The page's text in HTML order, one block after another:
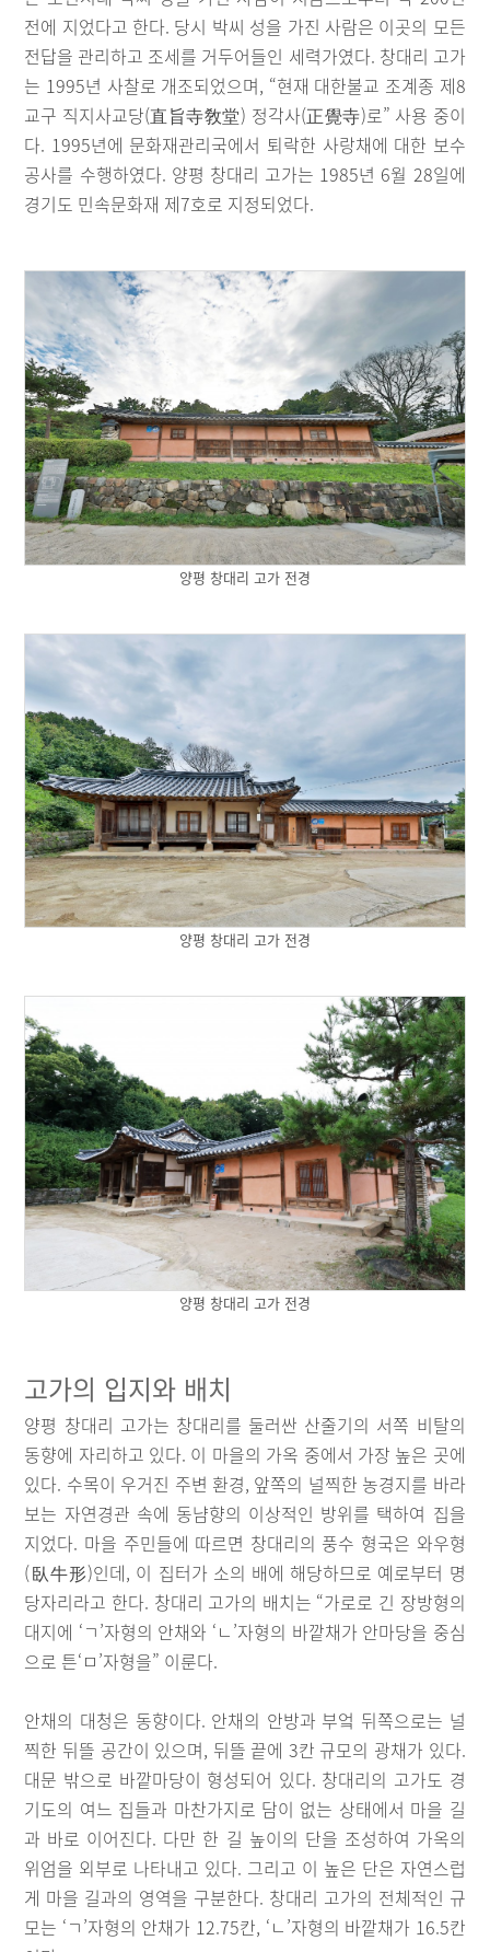
전에 지었다고 한다. 당시 박씨 성을 가진 사람은 이곳의 모든
전답을 관리하고 조세를 거두어들인 세력가였다. 창대리 고가
는 1995년 사찰로 개조되었으며, “현재 대한불교 조계종 제8
교구 직지사교당(直旨寺敎堂) 정각사(正覺寺)로” 사용 중이
다. 1995년에 문화재관리국에서 퇴락한 사랑채에 대한 보수
공사를 수행하였다. 양평 창대리 고가는 1985년 6월 28일에
경기도 민속문화재 제7호로 지정되었다.
양평 창대리 고가 전경
양평 창대리 고가 전경
양평 창대리 고가 전경
고가의 입지와 배치
양평 창대리 고가는 창대리를 둘러싼 산줄기의 서쪽 비탈의
동향에 자리하고 있다. 이 마을의 가옥 중에서 가장 높은 곳에
있다. 수목이 우거진 주변 환경, 앞쪽의 널찍한 농경지를 바라
보는 자연경관 속에 동냠향의 이상적인 방위를 택하여 집을
지었다. 마을 주민들에 따르면 창대리의 풍수 형국은 와우형
(臥牛形)인데, 이 집터가 소의 배에 해당하므로 예로부터 명
당자리라고 한다. 창대리 고가의 배치는 “가로로 긴 장방형의
대지에 ‘ㄱ’자형의 안채와 ‘ㄴ’자형의 바깥채가 안마당을 중심
으로 튼‘ㅁ’자형을” 이룬다.
안채의 대청은 동향이다. 안채의 안방과 부엌 뒤쪽으로는 널
찍한 뒤뜰 공간이 있으며, 뒤뜰 끝에 3칸 규모의 광채가 있다.
대문 밖으로 바깥마당이 형성되어 있다. 창대리의 고가도 경
기도의 여느 집들과 마찬가지로 담이 없는 상태에서 마을 길
과 바로 이어진다. 다만 한 길 높이의 단을 조성하여 가옥의
위엄을 외부로 나타내고 있다. 그리고 이 높은 단은 자연스럽
게 마을 길과의 영역을 구분한다. 창대리 고가의 전체적인 규
모는 ‘ㄱ’자형의 안채가 12.75칸, ‘ㄴ’자형의 바깥채가 16.5칸